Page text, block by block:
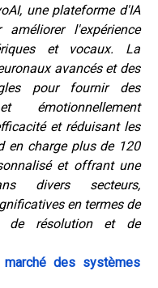
une plateforme d'IA
l'expérience
et vocaux. La
avancés et des
pour fournir des
émotionnellement
et réduisant les
en charge plus de 120
et offrant une
divers secteurs,
en termes de
de résolution et de
des systèmes